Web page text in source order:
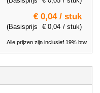
€ 0,04 / stuk
(Basisprijs € 0,04 / stuk)
Alle prijzen zijn inclusief 19% btw